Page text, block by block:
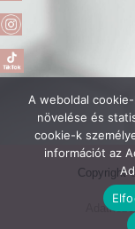
Copyright
A weboldal
növelése és
cookie-k
információt az